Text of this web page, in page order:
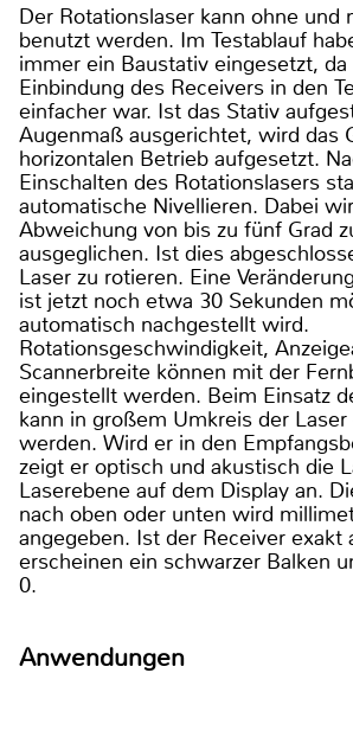
Der Rotationslaser kann ohne und
benutzt werden. Im Testablauf
immer ein Baustativ eingesetzt, da
Einbindung des Receivers in den
einfacher war. Ist das Stativ
Augenmaß ausgerichtet, wird das
horizontalen Betrieb aufgesetzt.
Einschalten des Rotationslasers
automatische Nivellieren. Dabei
Abweichung von bis zu fünf Grad
ausgeglichen. Ist dies
Laser zu rotieren. Eine
ist jetzt noch etwa 30 Sekunden
automatisch nachgestellt wird.
Rotationsgeschwindigkeit,
Scannerbreite können mit der
eingestellt werden. Beim Einsatz
kann in großem Umkreis der
werden. Wird er in den
zeigt er optisch und akustisch die
Laserebene auf dem Display an.
nach oben oder unten wird
angegeben. Ist der Receiver exakt
erscheinen ein schwarzer Balken
0.
Anwendungen